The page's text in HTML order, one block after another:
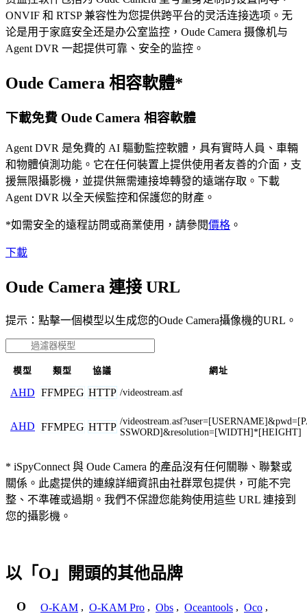
ONVIF 和 RTSP 兼容性为您提供跨平台的灵活连接选项。无
论是用于家庭安全还是办公室监控，Oude Camera 摄像机与
Agent DVR 一起提供可靠、安全的监控。
Oude Camera 相容軟體*
下載免費 Oude Camera 相容軟體
Agent DVR 是免費的 AI 驅動監控軟體，具有實時人員、車輛
和物體偵測功能。它在任何裝置上提供使用者友善的介面，支
援無限攝影機，並提供無需連接埠轉發的遠端存取。下載
Agent DVR 以全天候監控和保護您的財產。
*如需安全的遠程訪問或商業使用，請參閱價格 。
下載
Oude Camera 連接 URL
提示：點擊一個模型以生成您的Oude Camera攝像機的URL。
模型 類型 協議 網址
AHD FFMPEG HTTP /videostream.asf
AHD FFMPEG HTTP /
SSWORD]&resolution=[WIDTH]*[HEIGHT]
* iSpyConnect 與 Oude Camera 的產品沒有任何關聯、聯繫或
關係。此處提供的連線詳細資訊由社群眾包提供，可能不完
整、不準確或過期。我們不保證您能夠使用這些 URL 連接到
您的攝影機。
以「O」開頭的其他品牌
O O-KAM , O-KAM Pro , Obs , Oceantools , Oco ,